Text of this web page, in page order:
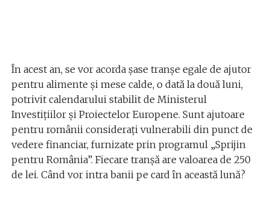
În acest an, se vor acorda șase tranșe egale de ajutor
pentru alimente și mese calde, o dată la două luni,
potrivit calendarului stabilit de Ministerul
Investițiilor și Proiectelor Europene. Sunt ajutoare
pentru românii considerați vulnerabili din punct de
vedere financiar, furnizate prin programul „Sprijin
pentru România”. Fiecare tranșă are valoarea de 250
de lei. Când vor intra banii pe card în această lună?